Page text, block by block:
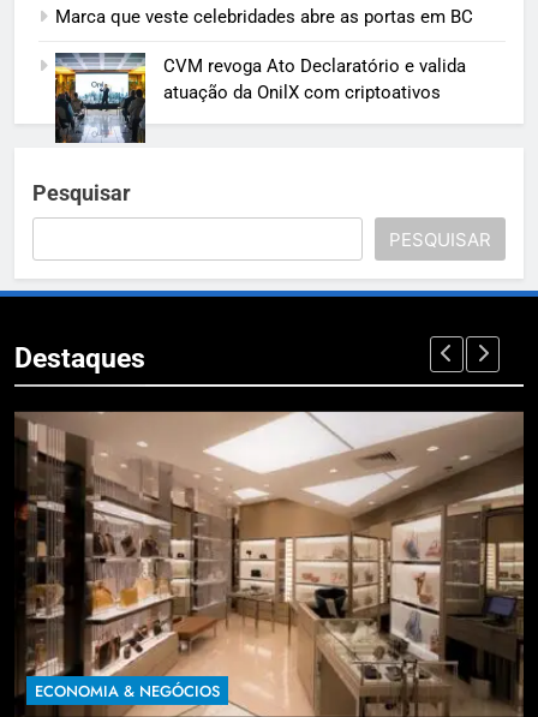
Marca que veste celebridades abre as portas em BC
CVM revoga Ato Declaratório e valida
atuação da OnilX com criptoativos
Pesquisar
PESQUISAR
Destaques
ECONOMIA & NEGÓCIOS